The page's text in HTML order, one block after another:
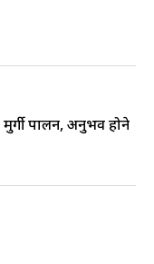
पालन, अनुभव होने